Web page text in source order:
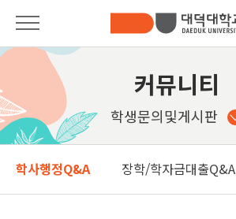
대학안내
입학안내
학과안내
Pride of DDU
대학안내
총장인사말
대학소개
대학기구안내
커뮤니티
학생문의및게시판
학사행정Q&A 장학/학자금대출Q&A